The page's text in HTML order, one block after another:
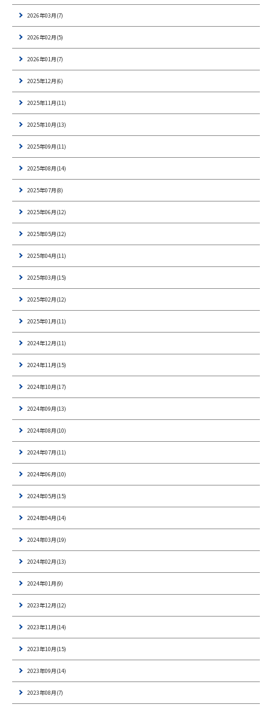
2026年03月(7)
2026年02月(5)
2026年01月(7)
2025年12月(6)
2025年11月(11)
2025年10月(13)
2025年09月(11)
2025年08月(14)
2025年07月(8)
2025年06月(12)
2025年05月(12)
2025年04月(11)
2025年03月(15)
2025年02月(12)
2025年01月(11)
2024年12月(11)
2024年11月(15)
2024年10月(17)
2024年09月(13)
2024年08月(10)
2024年07月(11)
2024年06月(10)
2024年05月(15)
2024年04月(14)
2024年03月(19)
2024年02月(13)
2024年01月(9)
2023年12月(12)
2023年11月(14)
2023年10月(15)
2023年09月(14)
2023年08月(7)